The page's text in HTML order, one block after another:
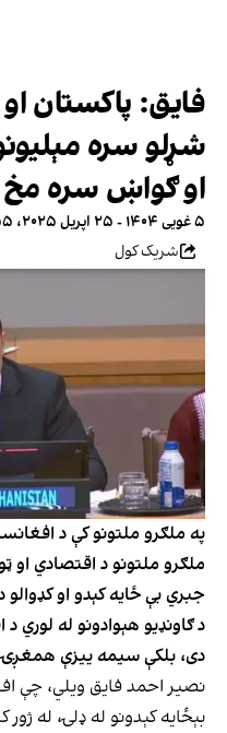
فایق: پاکستان او
شړلو سره
او ګواښ سره
۵ غویی ۱۴۰۴ - ۲۵ اپریل ۲۰۲۵، ۱۶:۵۵ GMT+۱
شریک کول
په ملګرو ملتونو کې د
ملګرو ملتونو د اقتصادي او
جبري بې ځایه کېدو او کډوالو
د ګاونډيو هېوادونو له لوري
دی، بلکې سیمه ییزې
نصیر احمد فایق ویلي، چې
بېځایه کېدونو له ډلۍ، له